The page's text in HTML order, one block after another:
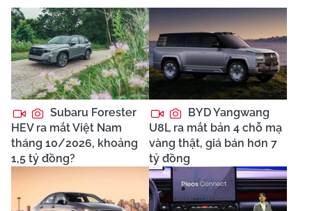
Subaru Forester
HEV ra mắt Việt Nam
tháng 10/2026, khoảng
1,5 tỷ đồng?
BYD Yangwang
U8L ra mắt bản 4 chỗ mạ
vàng thật, giá bán hơn 7
tỷ đồng